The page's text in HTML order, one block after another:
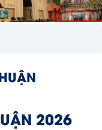
2026